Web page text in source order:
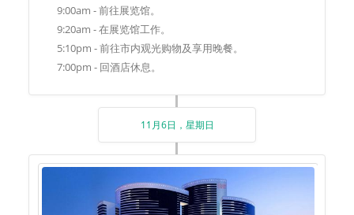
9:00am - 前往展览馆。
9:20am - 在展览馆工作。
5:10pm - 前往市内观光购物及享用晚餐。
7:00pm - 回酒店休息。
11月6日，星期日